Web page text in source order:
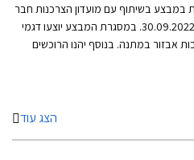
במבצע בשיתוף עם מועדון הצרכנות חבר
שיתקיים בין התאריכים 30.09.2022-28.10.2022. במסגרת המבצע יוצעו דגמי
אבזור במתנה. בנוסף יהנו הרוכשים
הצג עוד